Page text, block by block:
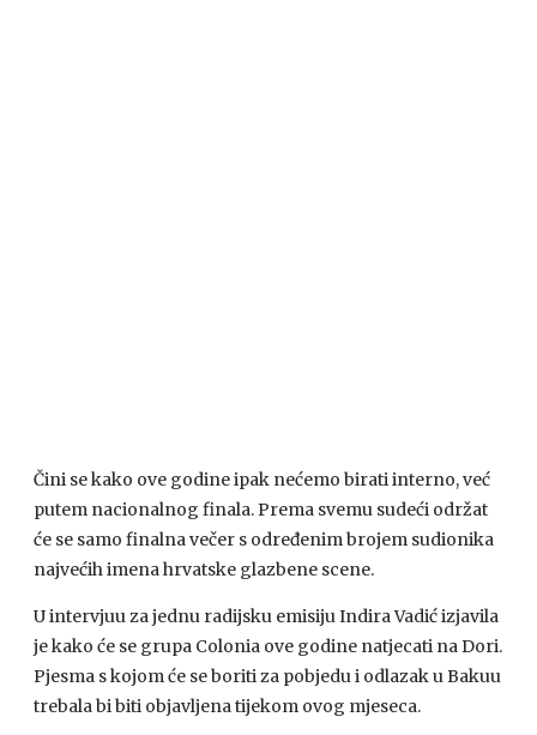
Čini se kako ove godine ipak nećemo birati interno, već
putem nacionalnog finala. Prema svemu sudeći održat
će se samo finalna večer s određenim brojem sudionika
najvećih imena hrvatske glazbene scene.
U intervjuu za jednu radijsku emisiju Indira Vadić izjavila
je kako će se grupa Colonia ove godine natjecati na Dori.
Pjesma s kojom će se boriti za pobjedu i odlazak u Bakuu
trebala bi biti objavljena tijekom ovog mjeseca.